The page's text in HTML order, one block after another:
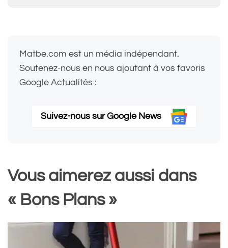
Matbe.com est un média indépendant.
Soutenez-nous en nous ajoutant à vos favoris
Google Actualités :
Suivez-nous sur Google News
Vous aimerez aussi dans
« Bons Plans »